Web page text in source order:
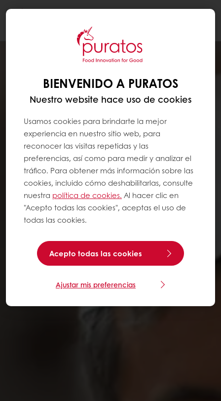
BIENVENIDO A PURATOS
Nuestro website hace uso de cookies
Usamos cookies para brindarte la mejor
experiencia en nuestro sitio web, para
reconocer las visitas repetidas y las
preferencias, así como para medir y analizar el
tráfico. Para obtener más información sobre las
cookies, incluido cómo deshabilitarlas, consulte
nuestra política de cookies. Al hacer clic en
"Acepto todas las cookies", aceptas el uso de
todas las cookies.
Acepto todas las cookies
Ajustar mis preferencias